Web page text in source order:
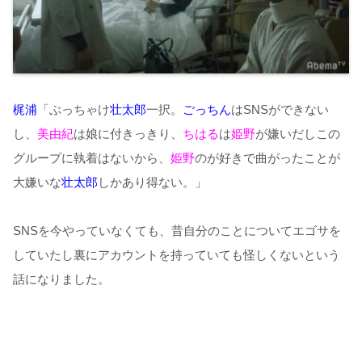
梶浦 「ぶっちゃけ壮太郎一択。 ごっちんはSNSができない
し、 美由紀は娘に付きっきり、 ちはるは姫野が嫌いだしこの
グループに執着はないから、 姫野のが好きで曲がったことが
大嫌いな壮太郎 しかあり得ない。」
SNSを今やっていなくても、昔自分のことについてエゴサを
していたし裏にアカウントを持っていても怪しくないという
話になりました。